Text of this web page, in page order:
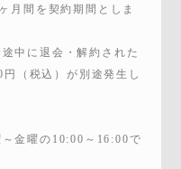
月間を契約期間としま
中に退会・解約された
（税込）が別途発生し
金曜の10:00～16:00で